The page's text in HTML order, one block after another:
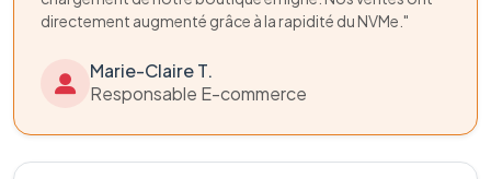
directement augmenté grâce à la rapidité du NVMe."
Marie-Claire T.
Responsable E-commerce